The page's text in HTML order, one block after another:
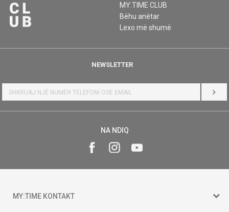
MY:TIME CLUB
Bëhu anëtar
Lexo më shumë
NEWSLETTER
HYR
NA NDIQ
MY:TIME KONTAKT